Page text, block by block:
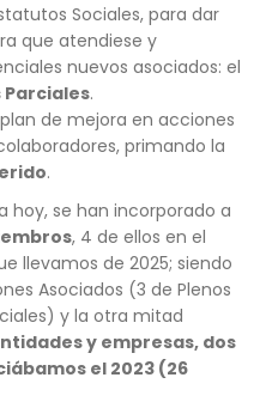
Sociales, para dar
que atendiese y
nuevos asociados: el
Parciales.
de mejora en acciones
primando la
.
hoy, se han incorporado a
, 4 de ellos en el
llevamos de 2025; siendo
Asociados (3 de Plenos
y la otra mitad
y empresas, dos
el 2023 (26